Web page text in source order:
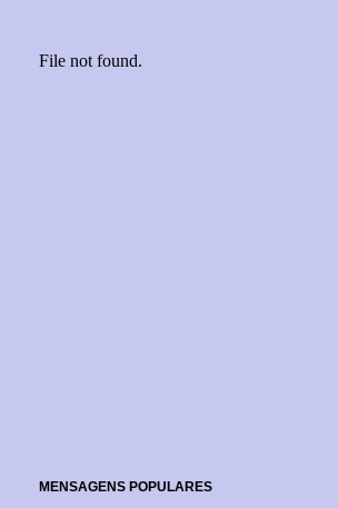
MENSAGENS POPULARES